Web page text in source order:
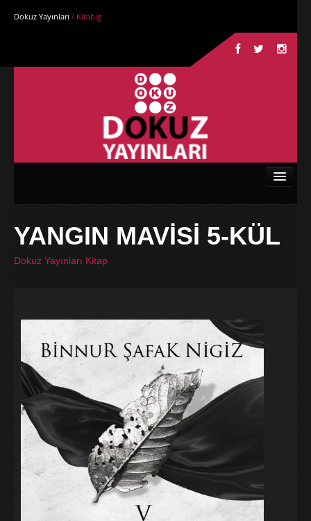
Dokuz Yayınları / Kitabig
Kurumsal
Kitaplar
Blog
İletişim
YANGIN MAVİSİ 5-KÜL
Dokuz Yayınları Kitap